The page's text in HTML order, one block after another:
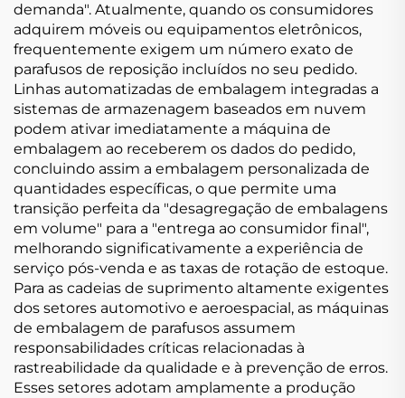
demanda". Atualmente, quando os consumidores
adquirem móveis ou equipamentos eletrônicos,
frequentemente exigem um número exato de
parafusos de reposição incluídos no seu pedido.
Linhas automatizadas de embalagem integradas a
sistemas de armazenagem baseados em nuvem
podem ativar imediatamente a máquina de
embalagem ao receberem os dados do pedido,
concluindo assim a embalagem personalizada de
quantidades específicas, o que permite uma
transição perfeita da "desagregação de embalagens
em volume" para a "entrega ao consumidor final",
melhorando significativamente a experiência de
serviço pós-venda e as taxas de rotação de estoque.
Para as cadeias de suprimento altamente exigentes
dos setores automotivo e aeroespacial, as máquinas
de embalagem de parafusos assumem
responsabilidades críticas relacionadas à
rastreabilidade da qualidade e à prevenção de erros.
Esses setores adotam amplamente a produção